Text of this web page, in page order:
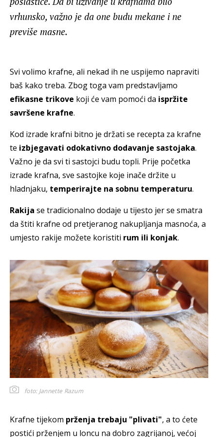
vrhunsko, važno je da one budu mekane i ne
previše masne.
Svi volimo krafne, ali nekad ih ne uspijemo napraviti
baš kako treba. Zbog toga vam predstavljamo
efikasne trikove koji će vam pomoći da ispržite
savršene krafne.
Kod izrade krafni bitno je držati se recepta za krafne
te izbjegavati odokativno dodavanje sastojaka.
Važno je da svi ti sastojci budu topli. Prije početka
izrade krafna, sve sastojke koje inače držite u
hladnjaku, temperirajte na sobnu temperaturu.
Rakija se tradicionalno dodaje u tijesto jer se smatra
da štiti krafne od pretjeranog nakupljanja masnoća, a
umjesto rakije možete koristiti rum ili konjak.
foto: Jannette Razum
Krafne tijekom prženja trebaju "plivati", a to ćete
postići prženjem u loncu na dobro zagrijanoj, većoj